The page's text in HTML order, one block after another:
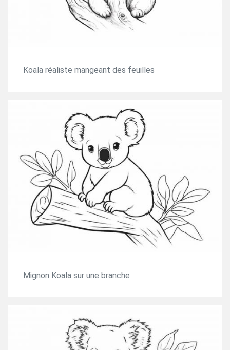
Koala réaliste mangeant des feuilles
Mignon Koala sur une branche